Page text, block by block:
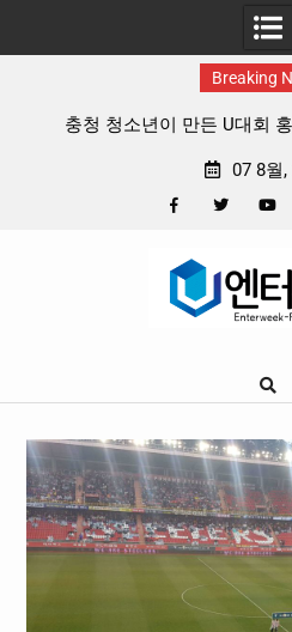
Breaking
충청 청소년이 만든 U대회
07 8월,